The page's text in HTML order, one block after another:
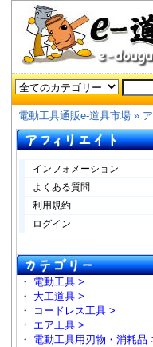
電動工具通販e-道具市場 »
インフォメーション
よくある質問
利用規約
ログイン
・ 電動工具 >
・ 大工道具 >
・
コードレス工具 >
・ エア工具 >
・ 電動工具用刃物・消耗品